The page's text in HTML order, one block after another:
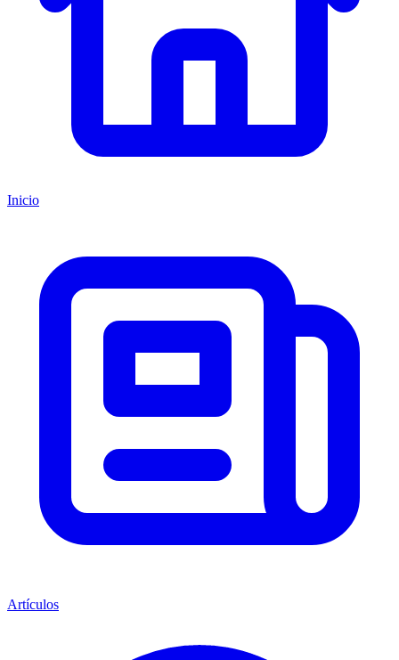
Inicio
Artículos